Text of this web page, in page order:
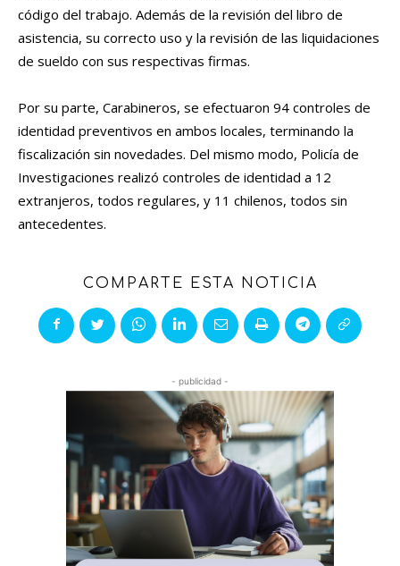
código del trabajo. Además de la revisión del libro de
asistencia, su correcto uso y la revisión de las liquidaciones
de sueldo con sus respectivas firmas.
Por su parte, Carabineros, se efectuaron 94 controles de
identidad preventivos en ambos locales, terminando la
fiscalización sin novedades. Del mismo modo, Policía de
Investigaciones realizó controles de identidad a 12
extranjeros, todos regulares, y 11 chilenos, todos sin
antecedentes.
COMPARTE ESTA NOTICIA
- publicidad -